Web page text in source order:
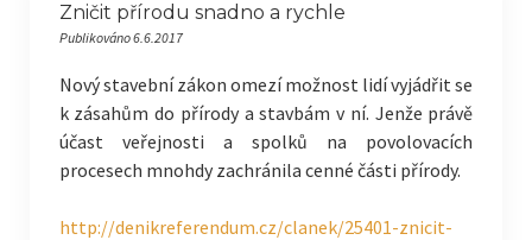
Zničit přírodu snadno a rychle
Publikováno 6.6.2017
Nový stavební zákon omezí možnost lidí vyjádřit se
k zásahům do přírody a stavbám v ní. Jenže právě
účast veřejnosti a spolků na povolovacích
procesech mnohdy zachránila cenné části přírody.
http://denikreferendum.cz/clanek/25401-znicit-